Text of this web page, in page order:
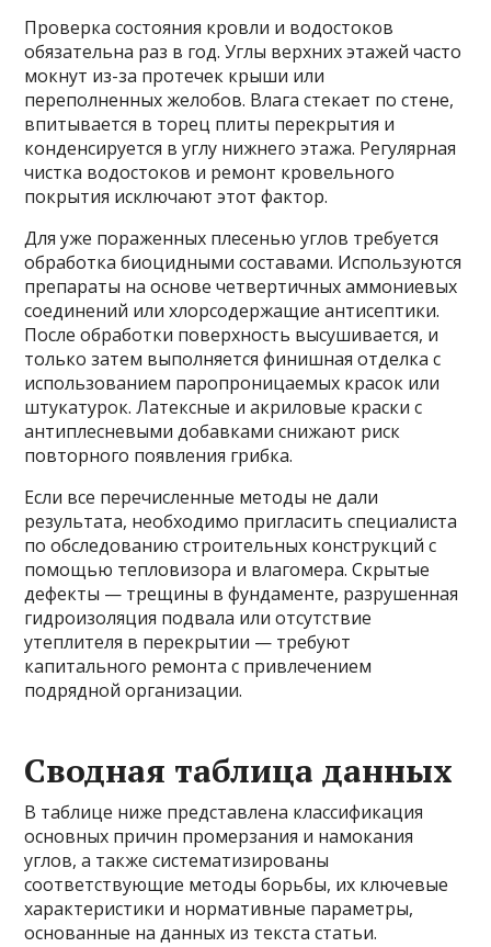
Проверка состояния кровли и водостоков
обязательна раз в год. Углы верхних этажей часто
мокнут из-за протечек крыши или
переполненных желобов. Влага стекает по стене,
впитывается в торец плиты перекрытия и
конденсируется в углу нижнего этажа. Регулярная
чистка водостоков и ремонт кровельного
покрытия исключают этот фактор.
Для уже пораженных плесенью углов требуется
обработка биоцидными составами. Используются
препараты на основе четвертичных аммониевых
соединений или хлорсодержащие антисептики.
После обработки поверхность высушивается, и
только затем выполняется финишная отделка с
использованием паропроницаемых красок или
штукатурок. Латексные и акриловые краски с
антиплесневыми добавками снижают риск
повторного появления грибка.
Если все перечисленные методы не дали
результата, необходимо пригласить специалиста
по обследованию строительных конструкций с
помощью тепловизора и влагомера. Скрытые
дефекты — трещины в фундаменте, разрушенная
гидроизоляция подвала или отсутствие
утеплителя в перекрытии — требуют
капитального ремонта с привлечением
подрядной организации.
Сводная таблица данных
В таблице ниже представлена классификация
основных причин промерзания и намокания
углов, а также систематизированы
соответствующие методы борьбы, их ключевые
характеристики и нормативные параметры,
основанные на данных из текста статьи.